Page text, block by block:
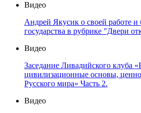
Видео
Андрей Якусик о своей работе
государства в рубрике "Двери
Видео
Заседание Ливадийского клуба
цивилизационные основы,
Русского мира» Часть 2.
Видео